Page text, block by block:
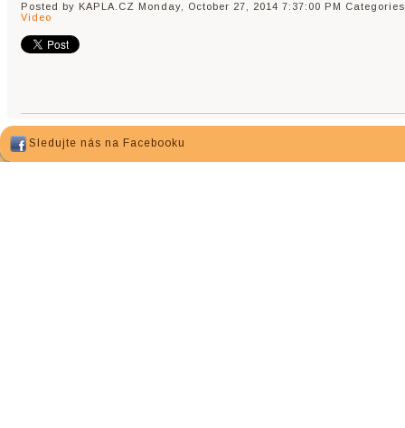
Posted by KAPLA.CZ Monday, October 27, 2014 7:37:00 PM
Video
Sledujte nás na Facebooku